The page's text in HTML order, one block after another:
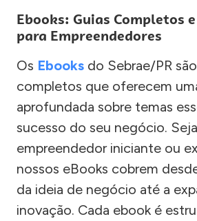
Ebooks: Guias Completos
para Empreendedores
Os Ebooks do Sebrae/PR
completos que oferecem
aprofundada sobre temas
sucesso do seu negócio.
empreendedor iniciante ou
nossos eBooks cobrem
da ideia de negócio até a
inovação. Cada ebook é